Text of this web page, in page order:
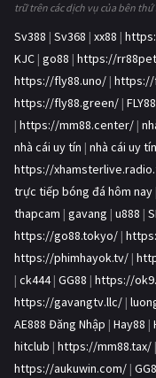
trữ trên các dịch vụ của bên thứ
Sv388 | Sv368 | xx88 |
KJC | go88 | https://
https://fly88.uno/ |
https://fly88.green/ | FLY88
| https://mm88.center/ |
nhà cái uy tín | nhà cái uy tín
https://
trực tiếp bóng đá hôm nay
thapcam | gavang | u888 |
https://go88.tokyo/ |
https://phimhayok.tv/ |
| ck444| GG88 | https://
https://gavangtv.llc/ |
AE888 Đăng Nhập | Hay88 |
hitclub | https://mm88.tax/ |
https://aukuwin.com/ |